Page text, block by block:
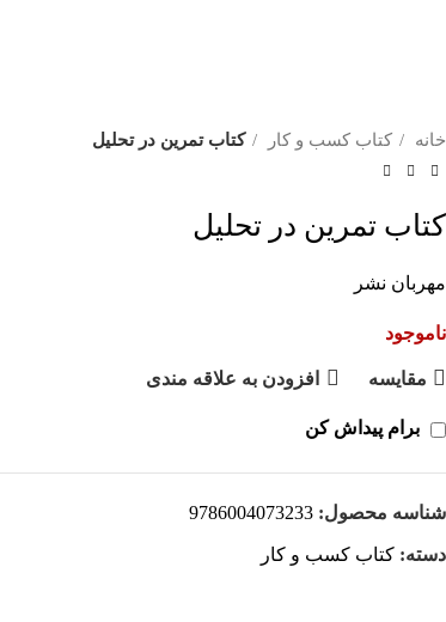
خانه کتاب کسب و کار کتاب تمرین در تحلیل
کتاب تمرین در تحلیل
مهربان نشر
ناموجود
مقايسه افزودن به علاقه مندی
برام پیداش کن
شناسه محصول: 9786004073233
دسته: کتاب کسب و کار